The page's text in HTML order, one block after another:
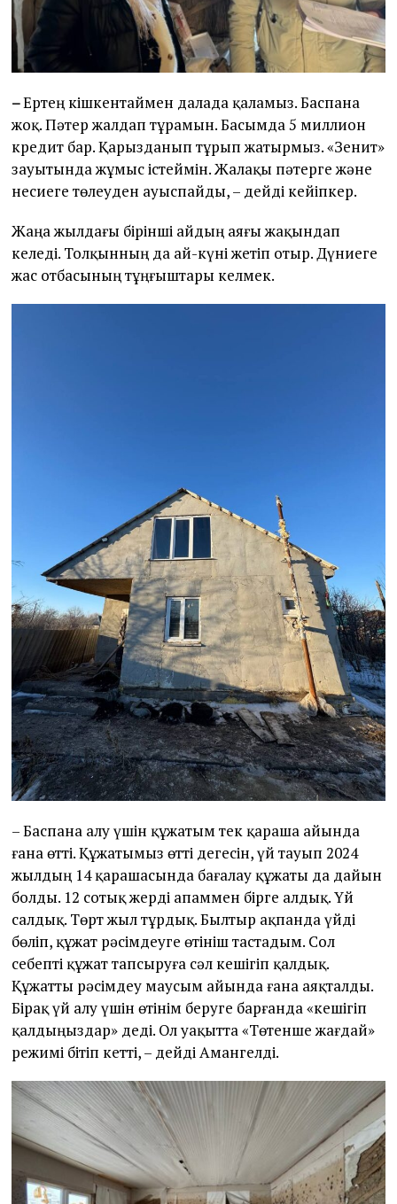
–Ертең кішкентаймен далада қаламыз. Баспана
жоқ. Пәтер жалдап тұрамын. Басымда 5 миллион
кредит бар. Қарызданып тұрып жатырмыз. «Зенит»
зауытында жұмыс істеймін. Жалақы пәтерге және
несиеге төлеуден ауыспайды, – дейді кейіпкер.
Жаңа жылдағы бірінші айдың аяғы жақындап
келеді. Толқынның да ай-күні жетіп отыр. Дүниеге
жас отбасының тұңғыштары келмек.
–Баспана алу үшін құжатым тек қараша айында
ғана өтті. Құжатымыз өтті дегесін, үй тауып 2024
жылдың 14 қарашасында бағалау құжаты да дайын
болды. 12 сотық жерді апаммен бірге алдық. Үй
салдық. Төрт жыл тұрдық. Былтыр ақпанда үйді
бөліп, құжат рәсімдеуге өтініш тастадым. Сол
себепті құжат тапсыруға сәл кешігіп қалдық.
Құжатты рәсімдеу маусым айында ғана аяқталды.
Бірақ үй алу үшін өтінім беруге барғанда «кешігіп
қалдыңыздар» деді. Ол уақытта «Төтенше жағдай»
режимі бітіп кетті, – дейді Амангелді.